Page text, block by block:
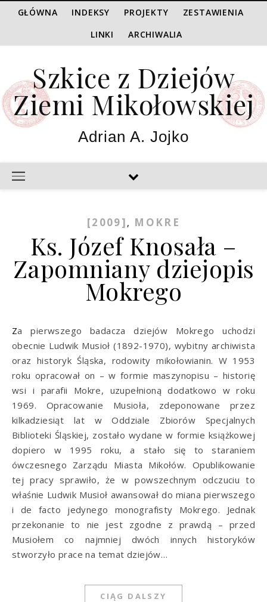
GŁÓWNA INDEKSY PROJEKTY
ZESTAWIENIA
LINKI
ARCHIWALIA
Szkice z Dziejów
Ziemi Mikołowskiej
Adrian A. Jojko
[2009] , MOKRE
Ks. Józef Knosała –
Zapomniany dziejopis
Mokrego
Za pierwszego badacza dziejów Mokrego uchodzi
obecnie Ludwik Musioł (1892-1970), wybitny archiwista
oraz historyk Śląska, rodowi­ty mikołowianin. W 1953
roku opracował on – w formie maszynopisu – historię
wsi i parafii Mokre, uzupełnioną dodatkowo w roku
1969. Opracowanie Musioła, zdeponowane przez
kilkadziesiąt lat w Od­dziale Zbiorów Specjalnych
Biblioteki Śląskiej, zostało wydane w formie książkowej
dopiero w 1995 roku, a stało się to staraniem
ówczesnego Zarządu Miasta Mikołów. Opublikowanie
tej pracy sprawiło, że w powszechnym odczuciu to
właśnie Ludwik Musioł awansował do miana pierwszego
i de facto jedynego monografisty Mokrego. Jednak
przekonanie to nie jest zgodne z prawdą – przed
Musiołem co najmniej dwóch innych historyków
stworzyło prace na temat dziejów…
CIĄG DALSZY